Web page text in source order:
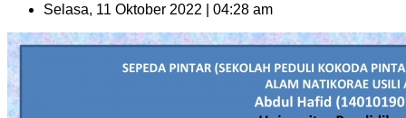
Selasa, 11 Oktober 2022 | 04:28 am